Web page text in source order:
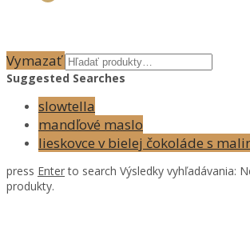
Vymazať
Suggested Searches
slowtella
mandľové maslo
lieskovce v bielej čokoláde s
press Enterto search Výsledky vyhľadávania:
produkty.